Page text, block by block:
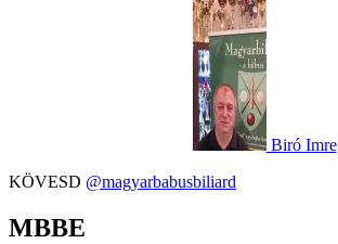
Biró Imre
KÖVESD @magyarbabusbiliard
MBBE